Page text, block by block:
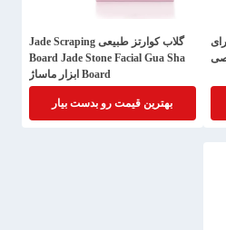
گلاب کوارتز طبیعی Jade Scraping
Board Jade Stone Facial Gua Sha
Board ابزار ماساژ
بهترین قیمت رو بدست بیار